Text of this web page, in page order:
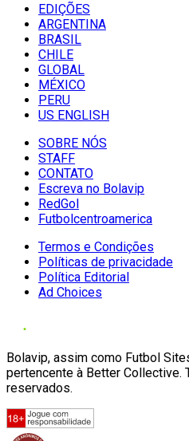
EDIÇÕES
ARGENTINA
BRASIL
CHILE
GLOBAL
MÉXICO
PERU
US ENGLISH
SOBRE NÓS
STAFF
CONTATO
Escreva no Bolavip
RedGol
Futbolcentroamerica
Termos e Condições
Políticas de privacidade
Política Editorial
Ad Choices
Bolavip, assim como Futbol
pertencente à Better Collective.
reservados.